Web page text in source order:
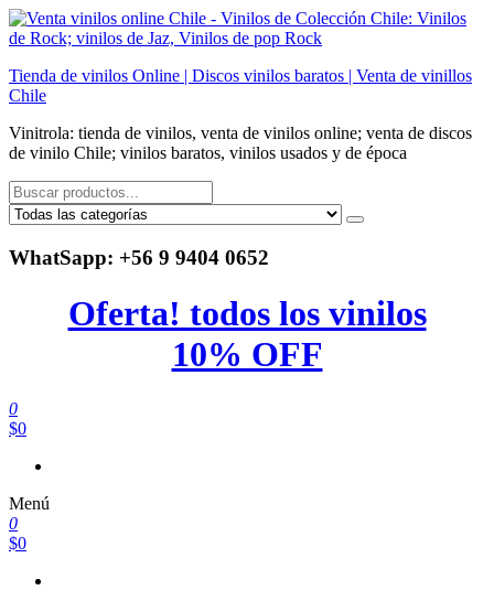
Saltar
al
Tienda de vinilos Online | Discos vinilos baratos | Venta de vinillos
Chile
Vinitrola: tienda de vinilos, venta de vinilos online; venta de discos
de vinilo Chile; vinilos baratos, vinilos usados y de época
WhatSapp: +56 9 9404 0652
Oferta! todos los vinilos
10% OFF
0
$0
Menú
0
$0